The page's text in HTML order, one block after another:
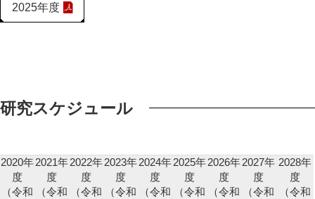
2025年度
研究スケジュール
2020年
度
（令和
2021年
度
（令和
2022年
度
（令和
2023年
度
（令和
2024年
度
（令和
2025年
度
（令和
2026年
度
（令和
2027年
度
（令和
2028年
度
（令和